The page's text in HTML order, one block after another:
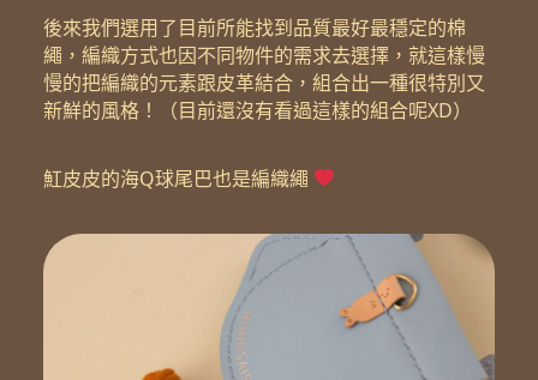
後來我們選用了目前所能找到品質最好最穩定的棉
繩，編織方式也因不同物件的需求去選擇，就這樣慢
慢的把編織的元素跟皮革結合，組合出一種很特別又
新鮮的風格！（目前還沒有看過這樣的組合呢XD）
魟皮皮的海Q球尾巴也是編織繩